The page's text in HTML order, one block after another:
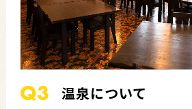
温泉について